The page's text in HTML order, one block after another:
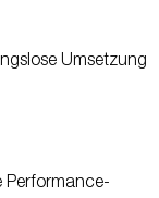
Umsetzung
Performance-